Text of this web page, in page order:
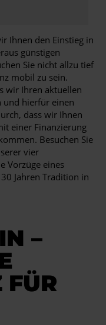
Ihnen den Einstieg in
günstigen
Sie nicht allzu tief
mobil zu sein.
wir Ihren aktuellen
und hierfür einen
dass wir Ihnen
einer Finanzierung
Besuchen Sie
vier
Vorzüge eines
Jahren Tradition in
–
FÜR